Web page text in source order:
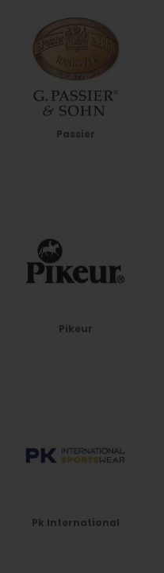
Passier
Pikeur
Pk International